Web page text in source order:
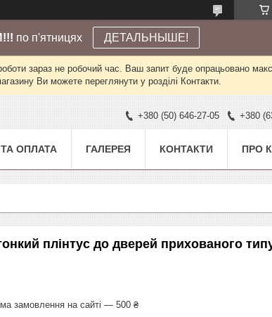
по п'ятницях ДЕТАЛЬНЫШЕ!
зараз не робочий час. Ваш запит буде опрацьовано
Ви можете переглянути у розділі Контакти.
+380 (50) 646-27-05 +380
ОПЛАТА ГАЛЕРЕЯ КОНТАКТИ ПРО
плінтус до дверей прихованого
замовлення на сайті — 500 ₴